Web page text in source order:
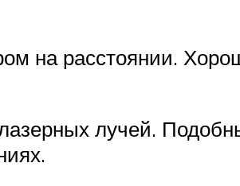
на расстоянии.
лучей.